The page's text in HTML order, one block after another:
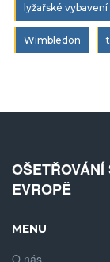
lyžařské vybavení
Wimbledon
EVROPĚ
MENU